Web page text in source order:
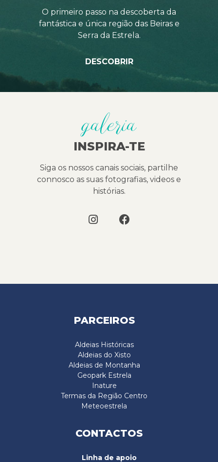
O primeiro passo na descoberta da
fantástica e única região das Beiras e
Serra da Estrela.
DESCOBRIR
galeria
INSPIRA-TE
Siga os nossos canais sociais, partilhe
connosco as suas fotografias, videos e
histórias.
PARCEIROS
Aldeias Históricas
Aldeias do Xisto
Aldeias de Montanha
Geopark Estrela
Inature
Termas da Região Centro
Meteoestrela
CONTACTOS
Linha de apoio